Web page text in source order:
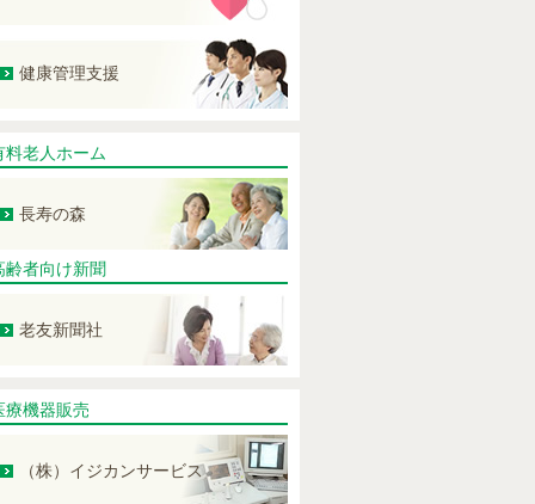
健康管理支援
料老人ホーム
長寿の森
齢者向け新聞
老友新聞社
療機器販売
（株）イジカンサービス